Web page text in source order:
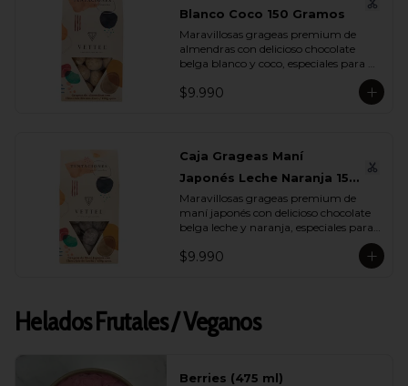
Blanco Coco 150 Gramos
Maravillosas grageas premium de
almendras con delicioso chocolate
belga blanco y coco, especiales para
quieres.
$9.990
Caja Grageas Maní
Japonés Leche Naranja 150
Gramos
Maravillosas grageas premium de
maní japonés con delicioso chocolate
belga leche y naranja, especiales para
quieres.
$9.990
Helados Frutales / Veganos
Berries (475 ml)